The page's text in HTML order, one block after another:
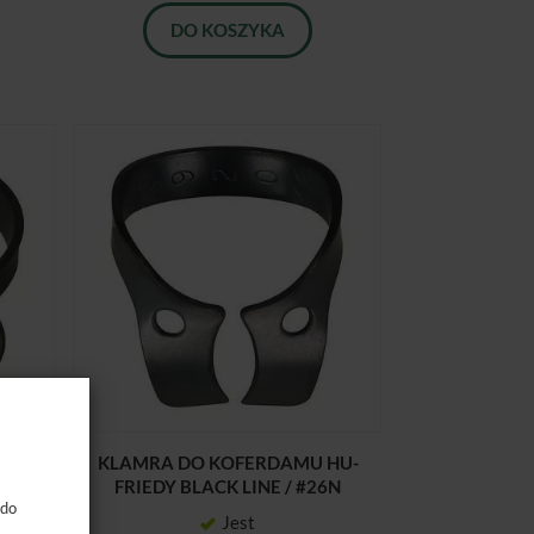
DO KOSZYKA
KLAMRA DO KOFERDAMU HU-
FRIEDY BLACK LINE / #26N
Jest